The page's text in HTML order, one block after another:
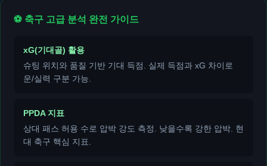
⚽ 축구 고급 분석 완전 가이드
xG(기대골) 활용
슈팅 위치와 품질 기반 기대 득점. 실제 득점과 xG 차이로
운/실력 구분 가능.
PPDA 지표
상대 패스 허용 수로 압박 강도 측정. 낮을수록 강한 압박. 현
대 축구 핵심 지표.